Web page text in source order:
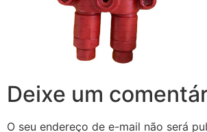
Deixe um
O seu endereço de e-mail não será